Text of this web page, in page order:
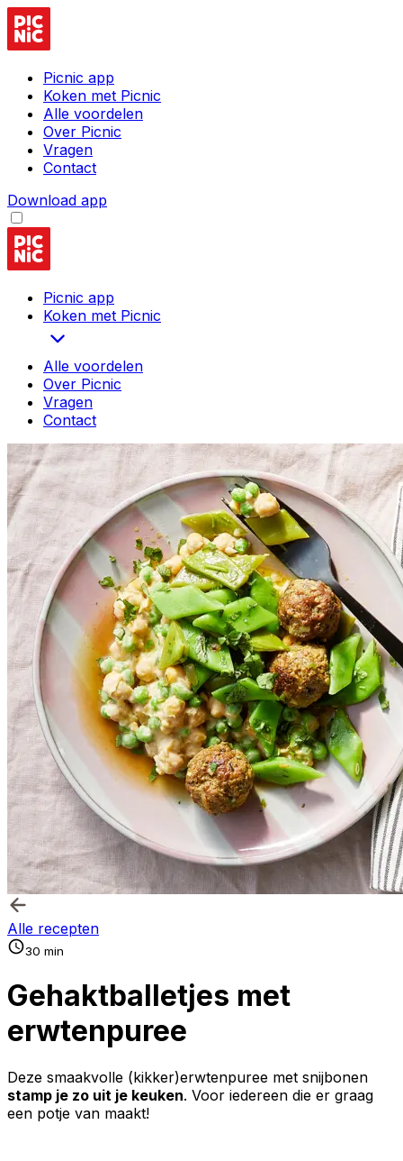
Picnic app
Koken met Picnic
Alle voordelen
Over Picnic
Vragen
Contact
Download app
Picnic app
Koken met Picnic
Alle voordelen
Over Picnic
Vragen
Contact
Alle recepten
30 min
Gehaktballetjes met
erwtenpuree
Deze smaakvolle (kikker)erwtenpuree met snijbonen
stamp je zo uit je keuken. Voor iedereen die er graag
een potje van maakt!